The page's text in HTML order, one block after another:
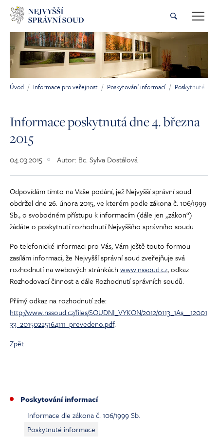
Přeskočit na hlavní obsah
Jsi tady:
Úvod Informace pro veřejnost Poskytování informací Poskytnuté
Informace poskytnutá dne 4. března
2015
04.03.2015 Autor: Bc. Sylva Dostálová
Odpovídám tímto na Vaše podání, jež Nejvyšší správní soud
obdržel dne 26. února 2015, ve kterém podle zákona č. 106/1999
Sb., o svobodném přístupu k informacím (dále jen „zákon“)
žádáte o poskytnutí rozhodnutí Nejvyššího správního soudu.
Po telefonické informaci pro Vás, Vám ještě touto formou
zasílám informaci, že Nejvyšší správní soud zveřejňuje svá
rozhodnutí na webových stránkách www.nssoud.cz, odkaz
Rozhodovací činnost a dále Rozhodnutí správních soudů.
Přímý odkaz na rozhodnutí zde:
http://www.nssoud.cz/files/SOUDNI_VYKON/2012/0113_1As__12001
33_20150225164111_prevedeno.pdf.
Zpět
Poskytování informací
Informace dle zákona č. 106/1999 Sb.
Poskytnuté informace